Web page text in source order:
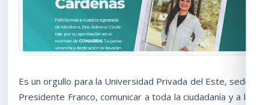
Es un orgullo para la Universidad Privada del Este, sede
Presidente Franco, comunicar a toda la ciudadanía y a la